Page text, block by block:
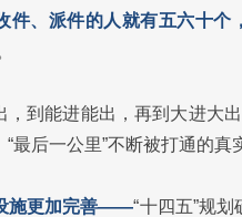
件、派件的人就有五六十
，到能进能出，再到大进大
“最后一公里”不断被打通的真
施更加完善——“十四五”规